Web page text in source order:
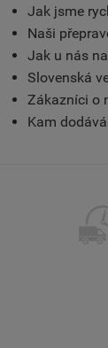
Jak jsme
Naši
Jak u nás
Slovenská
Zákazníci o
Kam